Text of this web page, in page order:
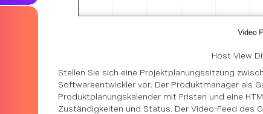
Host View
Stellen Sie sich eine Projektplanungssitzung
Softwareentwickler vor. Der Produktmanager als
Produktplanungskalender mit Fristen und eine
Zuständigkeiten und Status. Der Video-Feed des